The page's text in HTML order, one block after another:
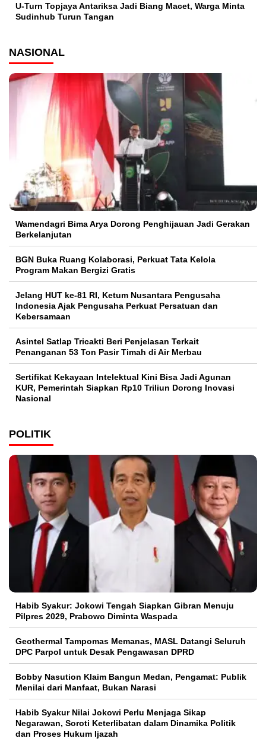
U-Turn Topjaya Antariksa Jadi Biang Macet, Warga Minta
Sudinhub Turun Tangan
NASIONAL
Wamendagri Bima Arya Dorong Penghijauan Jadi Gerakan
Berkelanjutan
BGN Buka Ruang Kolaborasi, Perkuat Tata Kelola
Program Makan Bergizi Gratis
Jelang HUT ke-81 RI, Ketum Nusantara Pengusaha
Indonesia Ajak Pengusaha Perkuat Persatuan dan
Kebersamaan
Asintel Satlap Tricakti Beri Penjelasan Terkait
Penanganan 53 Ton Pasir Timah di Air Merbau
Sertifikat Kekayaan Intelektual Kini Bisa Jadi Agunan
KUR, Pemerintah Siapkan Rp10 Triliun Dorong Inovasi
Nasional
POLITIK
Habib Syakur: Jokowi Tengah Siapkan Gibran Menuju
Pilpres 2029, Prabowo Diminta Waspada
Geothermal Tampomas Memanas, MASL Datangi Seluruh
DPC Parpol untuk Desak Pengawasan DPRD
Bobby Nasution Klaim Bangun Medan, Pengamat: Publik
Menilai dari Manfaat, Bukan Narasi
Habib Syakur Nilai Jokowi Perlu Menjaga Sikap
Negarawan, Soroti Keterlibatan dalam Dinamika Politik
dan Proses Hukum Ijazah